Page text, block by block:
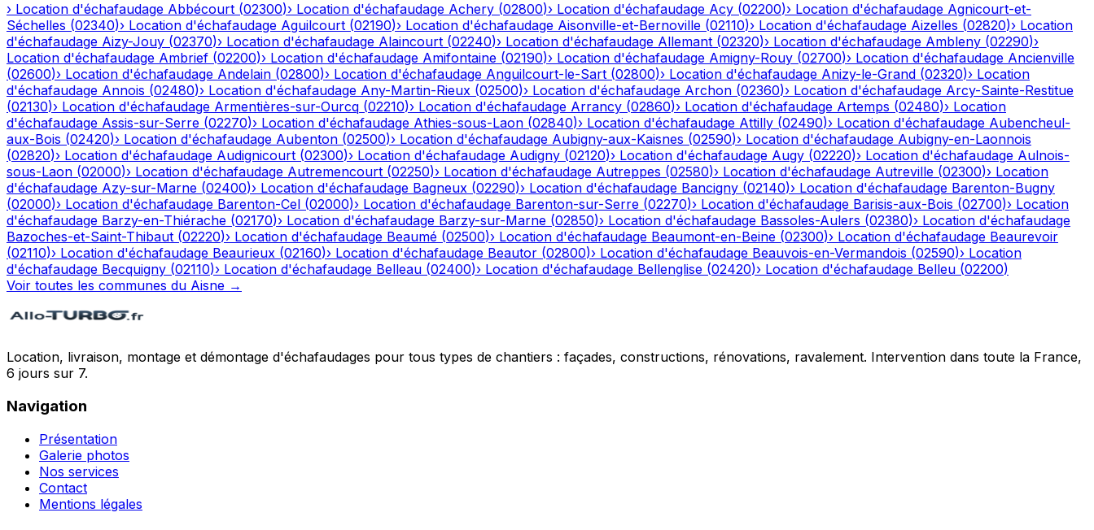
› Location d'échafaudage Abbécourt (02300)› Location d'échafaudage Achery (02800)› Location d'échafaudage Acy (02200)› Location d'échafaudage Agnicourt-et-
Séchelles (02340)› Location d'échafaudage Aguilcourt (02190)› Location d'échafaudage Aisonville-et-Bernoville (02110)› Location d'échafaudage Aizelles (02820)› Location
d'échafaudage Aizy-Jouy (02370)› Location d'échafaudage Alaincourt (02240)› Location d'échafaudage Allemant (02320)› Location d'échafaudage Ambleny (02290)›
Location d'échafaudage Ambrief (02200)› Location d'échafaudage Amifontaine (02190)› Location d'échafaudage Amigny-Rouy (02700)› Location d'échafaudage Ancienville
(02600)› Location d'échafaudage Andelain (02800)› Location d'échafaudage Anguilcourt-le-Sart (02800)› Location d'échafaudage Anizy-le-Grand (02320)› Location
d'échafaudage Annois (02480)› Location d'échafaudage Any-Martin-Rieux (02500)› Location d'échafaudage Archon (02360)› Location d'échafaudage Arcy-Sainte-Restitue
(02130)› Location d'échafaudage Armentières-sur-Ourcq (02210)› Location d'échafaudage Arrancy (02860)› Location d'échafaudage Artemps (02480)› Location
d'échafaudage Assis-sur-Serre (02270)› Location d'échafaudage Athies-sous-Laon (02840)› Location d'échafaudage Attilly (02490)› Location d'échafaudage Aubencheul-
aux-Bois (02420)› Location d'échafaudage Aubenton (02500)› Location d'échafaudage Aubigny-aux-Kaisnes (02590)› Location d'échafaudage Aubigny-en-Laonnois
(02820)› Location d'échafaudage Audignicourt (02300)› Location d'échafaudage Audigny (02120)› Location d'échafaudage Augy (02220)› Location d'échafaudage Aulnois-
sous-Laon (02000)› Location d'échafaudage Autremencourt (02250)› Location d'échafaudage Autreppes (02580)› Location d'échafaudage Autreville (02300)› Location
d'échafaudage Azy-sur-Marne (02400)› Location d'échafaudage Bagneux (02290)› Location d'échafaudage Bancigny (02140)› Location d'échafaudage Barenton-Bugny
(02000)› Location d'échafaudage Barenton-Cel (02000)› Location d'échafaudage Barenton-sur-Serre (02270)› Location d'échafaudage Barisis-aux-Bois (02700)› Location
d'échafaudage Barzy-en-Thiérache (02170)› Location d'échafaudage Barzy-sur-Marne (02850)› Location d'échafaudage Bassoles-Aulers (02380)› Location d'échafaudage
Bazoches-et-Saint-Thibaut (02220)› Location d'échafaudage Beaumé (02500)› Location d'échafaudage Beaumont-en-Beine (02300)› Location d'échafaudage Beaurevoir
(02110)› Location d'échafaudage Beaurieux (02160)› Location d'échafaudage Beautor (02800)› Location d'échafaudage Beauvois-en-Vermandois (02590)› Location
d'échafaudage Becquigny (02110)› Location d'échafaudage Belleau (02400)› Location d'échafaudage Bellenglise (02420)› Location d'échafaudage Belleu (02200)
Voir toutes les communes du Aisne →
Location, livraison, montage et démontage d'échafaudages pour tous types de chantiers : façades, constructions, rénovations, ravalement. Intervention dans toute la France,
6 jours sur 7.
Navigation
Présentation
Galerie photos
Nos services
Contact
Mentions légales